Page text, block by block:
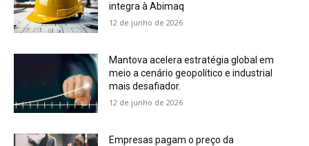
integra à Abimaq
12 de junho de 2026
Mantova acelera estratégia global em
meio a cenário geopolítico e industrial
mais desafiador.
12 de junho de 2026
Empresas pagam o preço da